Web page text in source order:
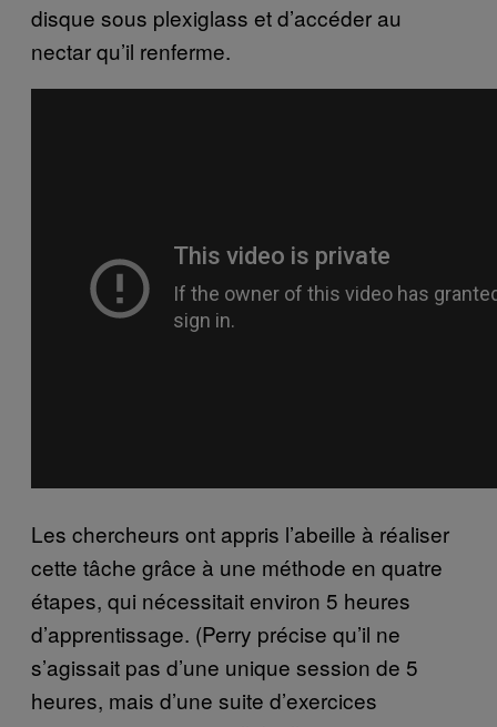
disque sous plexiglass et d’accéder au
nectar qu’il renferme.
Les chercheurs ont appris l’abeille à réaliser
cette tâche grâce à une méthode en quatre
étapes, qui nécessitait environ 5 heures
d’apprentissage. (Perry précise qu’il ne
s’agissait pas d’une unique session de 5
heures, mais d’une suite d’exercices